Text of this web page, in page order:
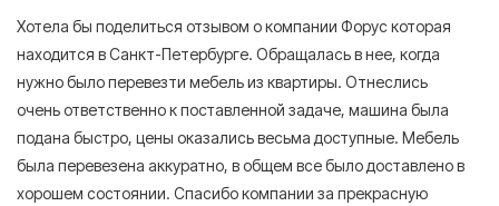
Хотела бы поделиться отзывом о компании Форус которая
находится в Санкт-Петербурге. Обращалась в нее, когда
нужно было перевезти мебель из квартиры. Отнеслись
очень ответственно к поставленной задаче, машина была
подана быстро, цены оказались весьма доступные. Мебель
была перевезена аккуратно, в общем все было доставлено в
хорошем состоянии. Спасибо компании за прекрасную